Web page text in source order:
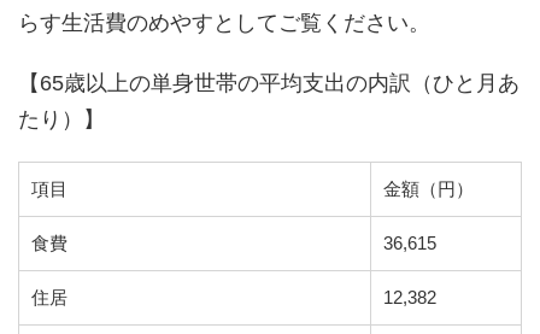
らす生活費のめやすとしてご覧ください。
【65歳以上の単身世帯の平均支出の内訳（ひと月あ
たり）】
項目 金額（円）
食費 36,615
住居 12,382